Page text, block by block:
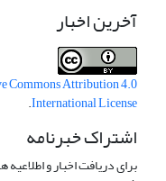
آخرین اخبار
Commons Attribution 4.0
International License
.
اشتراک خبرنامه
برای دریافت اخبار و